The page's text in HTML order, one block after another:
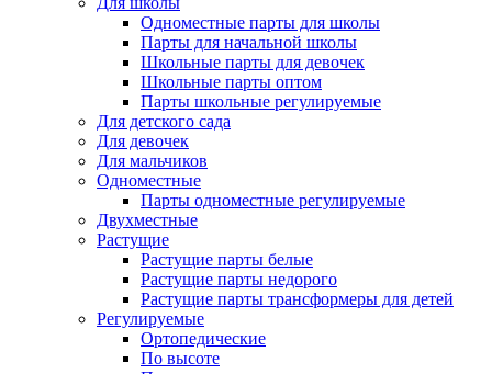
Одноместные парты для школы
Парты для начальной школы
Школьные парты для девочек
Школьные парты оптом
Парты школьные регулируемые
Для детского сада
Для девочек
Для мальчиков
Одноместные
Парты одноместные регулируемые
Двухместные
Растущие
Растущие парты белые
Растущие парты недорого
Растущие парты трансформеры для детей
Регулируемые
Ортопедические
По высоте